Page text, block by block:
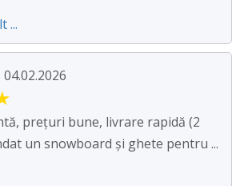
...
prețuri bune, livrare rapidă (2
un snowboard și ghete pentru ...